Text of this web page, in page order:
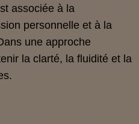
associée à la
personnelle et à la
une approche
la clarté, la fluidité et la